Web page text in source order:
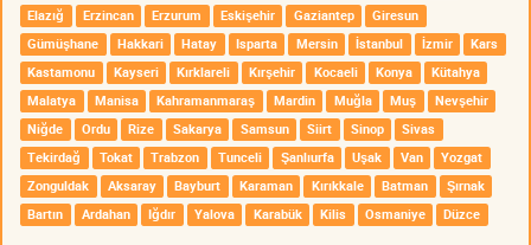
Elazığ
Erzincan Erzurum Eskişehir Gaziantep
Giresun
Gümüşhane
Hakkari Hatay Isparta Mersin İstanbul İzmir
Kars
Kastamonu
Kayseri Kırklareli Kırşehir Kocaeli Konya
Kütahya
Malatya
Manisa Kahramanmaraş Mardin Muğla Muş
Nevşehir
Niğde
Ordu Rize Sakarya Samsun Siirt Sinop
Sivas
Tekirdağ
Tokat Trabzon Tunceli Şanlıurfa Uşak Van
Yozgat
Zonguldak
Aksaray Bayburt Karaman Kırıkkale Batman
Şırnak
Bartın
Ardahan Iğdır Yalova Karabük Kilis Osmaniye Düzce